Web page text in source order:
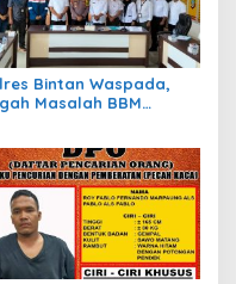
Bintan Waspada,
Masalah BBM